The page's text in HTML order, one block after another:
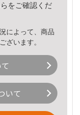
をご確認くだ
によって、商品
ざいます。
いて